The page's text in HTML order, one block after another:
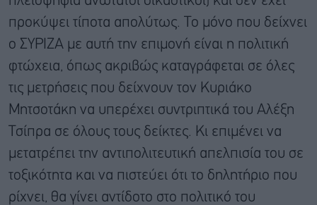
προκύψει τίποτα απολύτως. Το μόνο που δείχνει
ο ΣΥΡΙΖΑ με αυτή την επιμονή είναι η πολιτική
φτώχεια, όπως ακριβώς καταγράφεται σε όλες
τις μετρήσεις που δείχνουν τον Κυριάκο
Μητσοτάκη να υπερέχει συντριπτικά του Αλέξη
Τσίπρα σε όλους τους δείκτες. Κι επιμένει να
μετατρέπει την αντιπολιτευτική απελπισία του σε
τοξικότητα και να πιστεύει ότι το δηλητήριο που
ρίχνει, θα γίνει αντίδοτο στο πολιτικό του